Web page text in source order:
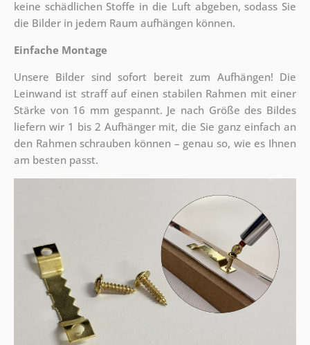
keine schädlichen Stoffe in die Luft abgeben, sodass Sie
die Bilder in jedem Raum aufhängen können.
Einfache Montage
Unsere Bilder sind sofort bereit zum Aufhängen! Die
Leinwand ist straff auf einen stabilen Rahmen mit einer
Stärke von 16 mm gespannt. Je nach Größe des Bildes
liefern wir 1 bis 2 Aufhänger mit, die Sie ganz einfach an
den Rahmen schrauben können – genau so, wie es Ihnen
am besten passt.